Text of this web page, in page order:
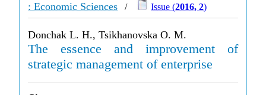
: Economic Sciences / Issue (2016, 2)
Donchak L. H., Tsikhanovska O. M.
The essence and improvement of
strategic management of enterprise